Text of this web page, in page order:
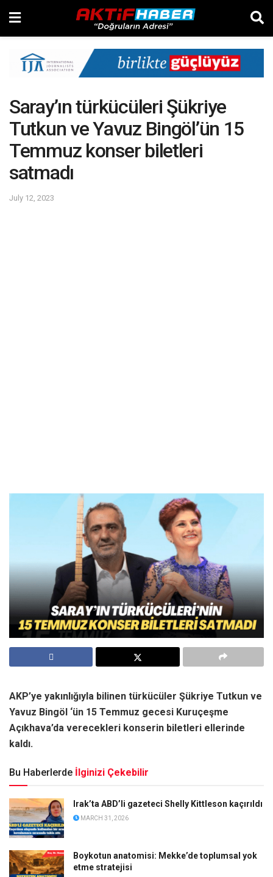
Saray’ın türkücüleri Şükriye
Tutkun ve Yavuz Bingöl’ün 15
Temmuz konser biletleri
satmadı
July 12, 2023
AKP’ye yakınlığıyla bilinen türkücüler Şükriye Tutkun ve
Yavuz Bingöl ‘ün 15 Temmuz gecesi Kuruçeşme
Açıkhava’da verecekleri konserin biletleri ellerinde
kaldı.
Bu Haberlerde İlginizi Çekebilir
Irak’ta ABD’li gazeteci Shelly Kittleson kaçırıldı
MARCH 31, 2026
Boykotun anatomisi: Mekke’de toplumsal yok
etme stratejisi